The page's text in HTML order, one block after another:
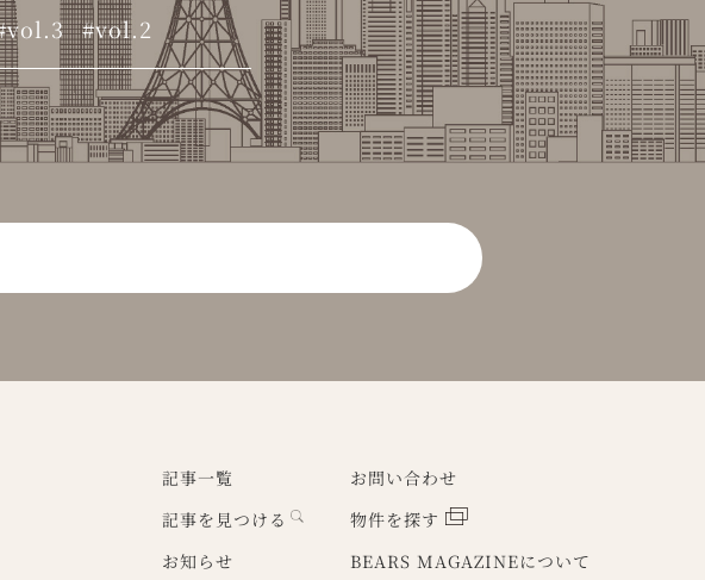
vol.3
vol.2
クトハウス コープオリンピア
記事一覧
お問い合わせ
記事を見つける
物件を探す
お知らせ
BEARS MAGAZINEについて